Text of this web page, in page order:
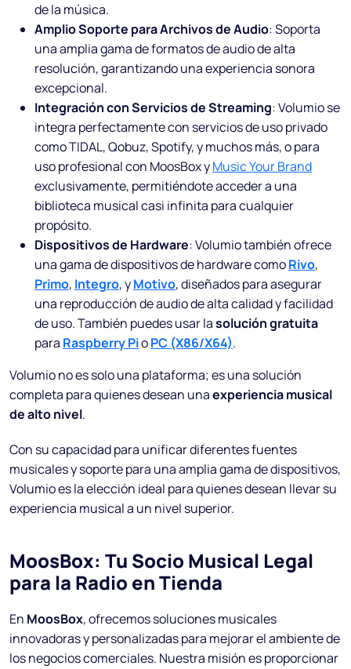
de la música.
Amplio Soporte para Archivos de Audio: Soporta
una amplia gama de formatos de audio de alta
resolución, garantizando una experiencia sonora
excepcional.
Integración con Servicios de Streaming: Volumio se
integra perfectamente con servicios de uso privado
como TIDAL, Qobuz, Spotify, y muchos más, o para
uso profesional con MoosBox yMusic Your Brand
exclusivamente, permitiéndote acceder a una
biblioteca musical casi infinita para cualquier
propósito.
Dispositivos de Hardware: Volumio también ofrece
una gama de dispositivos de hardware comoRivo,
Primo, Integro, yMotivo, diseñados para asegurar
una reproducción de audio de alta calidad y facilidad
de uso. También puedes usar lasolución gratuita
para Raspberry PioPC (X86/X64).
Volumio no es solo una plataforma; es una solución
completa para quienes desean unaexperiencia musical
de alto nivel.
Con su capacidad para unificar diferentes fuentes
musicales y soporte para una amplia gama de dispositivos,
Volumio es la elección ideal para quienes desean llevar su
experiencia musical a un nivel superior.
MoosBox: Tu Socio Musical Legal
para la Radio en Tienda
En MoosBox, ofrecemos soluciones musicales
innovadoras y personalizadas para mejorar el ambiente de
los negocios comerciales. Nuestra misión es proporcionar